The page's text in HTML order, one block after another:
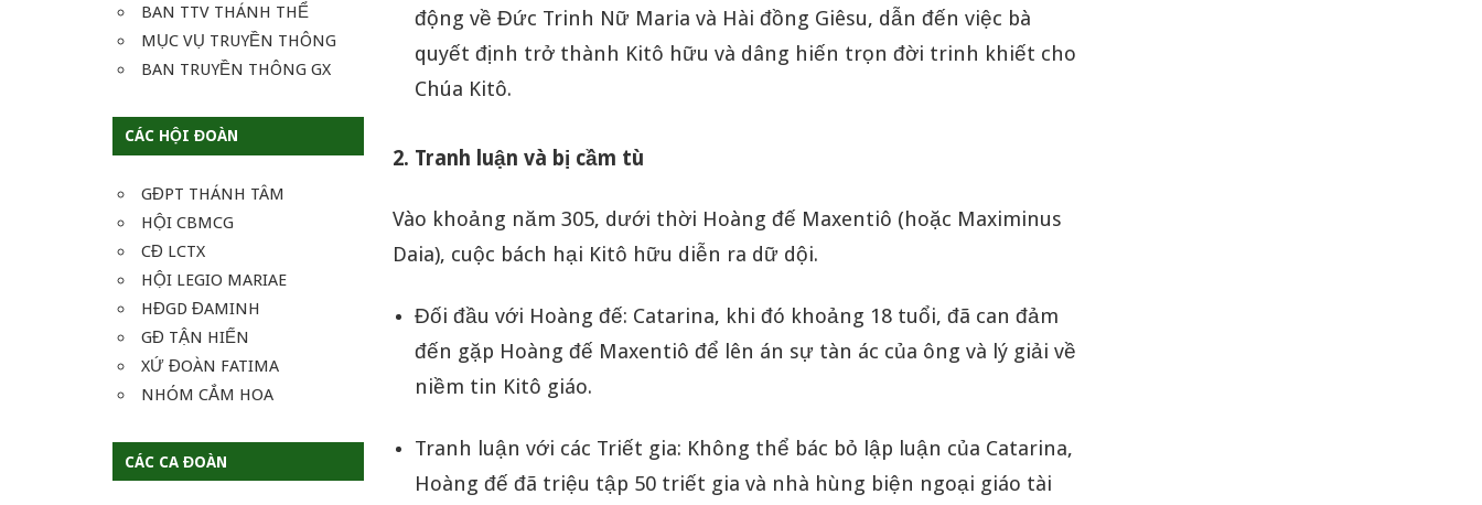
BAN TTV THÁNH THỂ
MỤC VỤ TRUYỀN THÔNG
BAN TRUYỀN THÔNG GX
CÁC HỘI ĐOÀN
GĐPT THÁNH TÂM
HỘI CBMCG
CĐ LCTX
HỘI LEGIO MARIAE
HĐGD ĐAMINH
GĐ TẬN HIẾN
XỨ ĐOÀN FATIMA
NHÓM CẮM HOA
CÁC CA ĐOÀN
động về Đức Trinh Nữ Maria và Hài đồng Giêsu, dẫn đến việc bà
quyết định trở thành Kitô hữu và dâng hiến trọn đời trinh khiết cho
Chúa Kitô.
2. Tranh luận và bị cầm tù
Vào khoảng năm 305, dưới thời Hoàng đế Maxentiô (hoặc Maximinus
Daia), cuộc bách hại Kitô hữu diễn ra dữ dội.
Đối đầu với Hoàng đế: Catarina, khi đó khoảng 18 tuổi, đã can đảm
đến gặp Hoàng đế Maxentiô để lên án sự tàn ác của ông và lý giải về
niềm tin Kitô giáo.
Tranh luận với các Triết gia: Không thể bác bỏ lập luận của Catarina,
Hoàng đế đã triệu tập 50 triết gia và nhà hùng biện ngoại giáo tài